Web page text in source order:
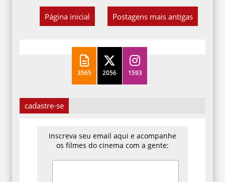
Postagens mais antigas
Página inicial
3565 2056 1593
cadastre-se
Inscreva seu email aqui e acompanhe
os filmes do cinema com a gente: